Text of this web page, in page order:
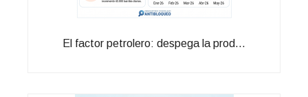
El factor petrolero: despega la prod...